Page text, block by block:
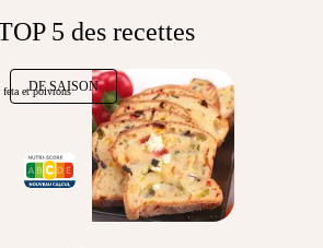
5 des recettes
DE SAISON
et poivrons